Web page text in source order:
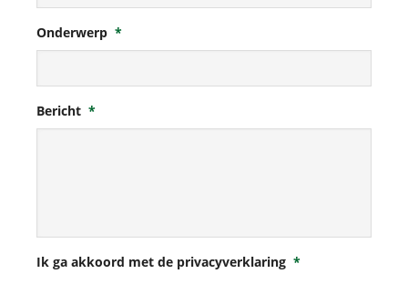
Onderwerp *
Bericht *
Ik ga akkoord met de privacyverklaring *